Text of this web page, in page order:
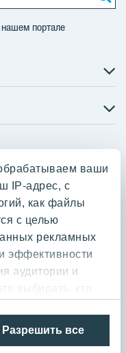
ваши
IP-адрес, с
как файлы
с целью
рекламных
эффективности
аудитории и
выбирать, кто
и для каких
Разрешить все
портале